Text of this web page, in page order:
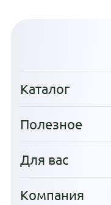
Каталог
Полезное
Для вас
Компания